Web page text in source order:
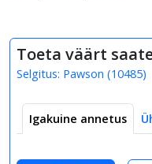
Toeta väärt
Selgitus: Pawson (10485)
Igakuine annetus